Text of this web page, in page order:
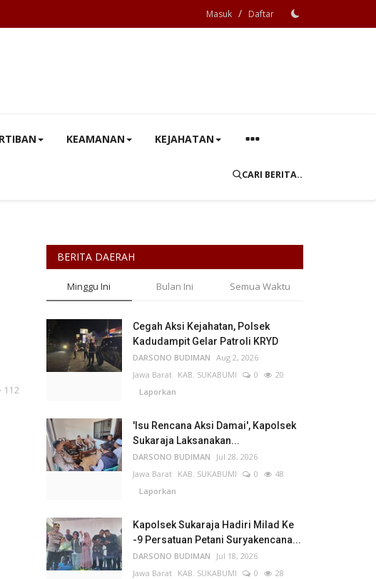
Masuk / Daftar
KEAMANAN KEJAHATAN
CARI BERITA..
112
BERITA DAERAH
Minggu Ini Bulan Ini Semua Waktu
Cegah Aksi Kejahatan, Polsek
Kadudampit Gelar Patroli KRYD
DARSONO BUDIMAN Aug 2, 2026
Jawa Barat KAB. SUKABUMI 0
20
Laporkan
'Isu Rencana Aksi Damai', Kapolsek
Sukaraja Laksanakan...
DARSONO BUDIMAN
Jul 28, 2026
Jawa Barat KAB. SUKABUMI 0
48
Laporkan
Kapolsek Sukaraja Hadiri Milad Ke
-9 Persatuan Petani Suryakencana...
DARSONO BUDIMAN
Jul 18, 2026
Jawa Barat KAB. SUKABUMI 0
28